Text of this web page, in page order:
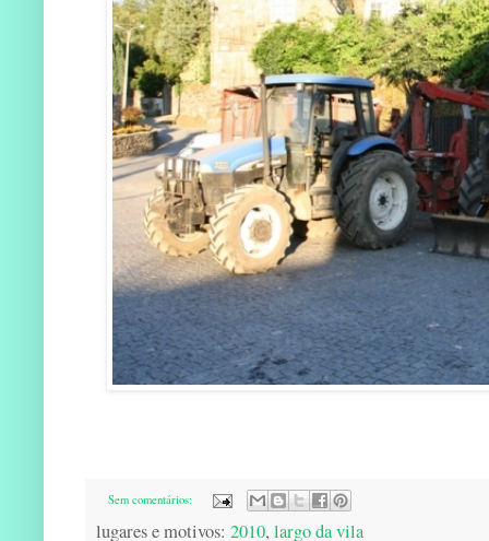
Sem comentários:
lugares e motivos: 2010, largo da vila